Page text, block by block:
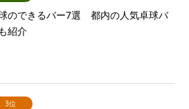
のできるバー7選 都内の人気卓球バ
紹介
3位